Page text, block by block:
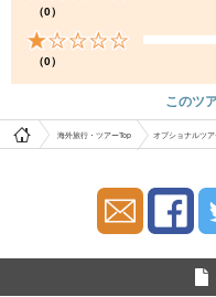
（0）
（0）
このツ
海外旅行・ツアーTop オプショナルツア